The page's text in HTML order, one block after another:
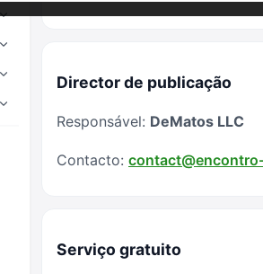
Director de publicação
Responsável: DeMatos LLC
Contacto:
Serviço gratuito